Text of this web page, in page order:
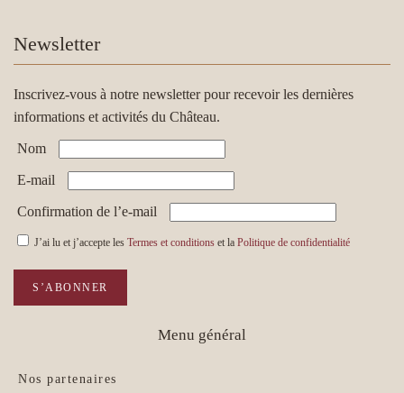
Newsletter
Inscrivez-vous à notre newsletter pour recevoir les dernières
informations et activités du Château.
Nom
E-mail
Confirmation de l’e-mail
J’ai lu et j’accepte les Termes et conditions et la Politique de confidentialité
S’ABONNER
Menu général
Nos partenaires